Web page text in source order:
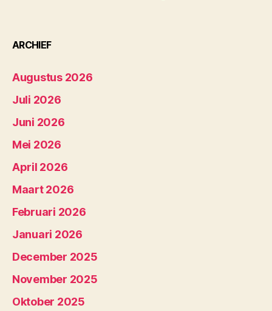
ARCHIEF
Augustus 2026
Juli 2026
Juni 2026
Mei 2026
April 2026
Maart 2026
Februari 2026
Januari 2026
December 2025
November 2025
Oktober 2025